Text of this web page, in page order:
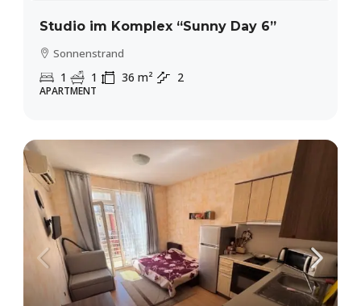
Studio im Komplex “Sunny Day 6”
Sonnenstrand
1 1 36 m² 2
APARTMENT